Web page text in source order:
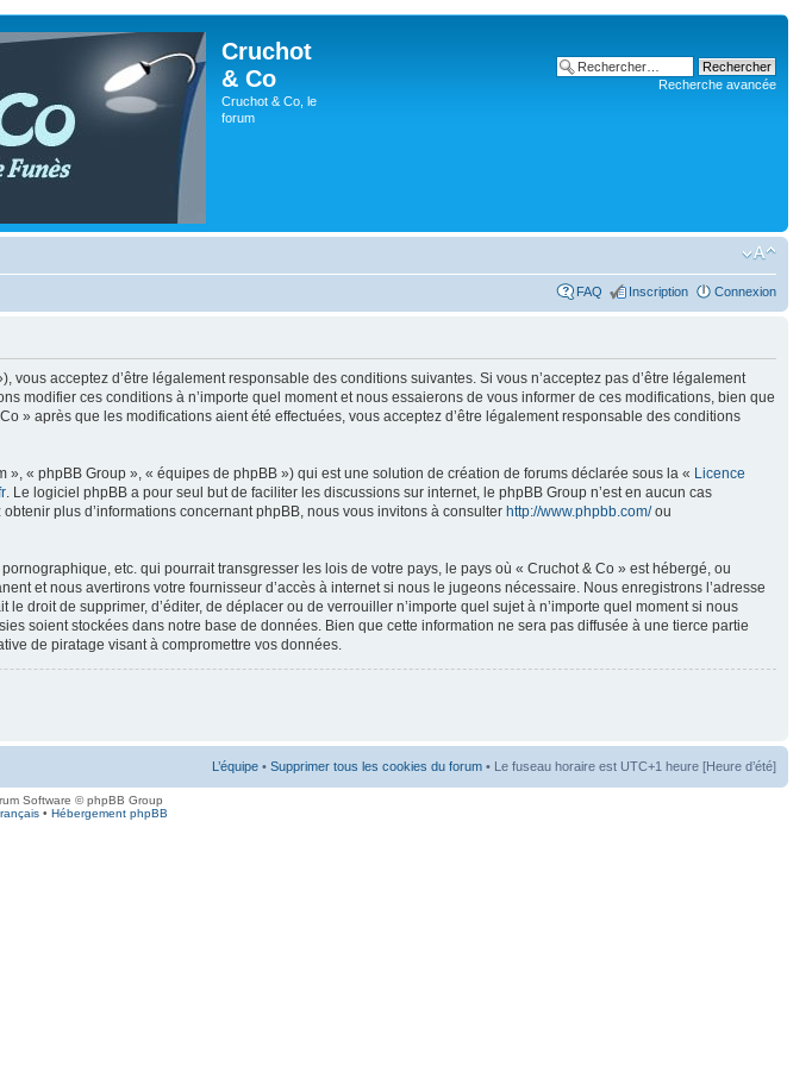
Cruchot
& Co
Cruchot & Co, le
forum
Recherche avancée
FAQ Inscription Connexion
acceptez d’être légalement responsable des conditions suivantes. Si vous n’acceptez pas d’être légalement
modifier ces conditions à n’importe quel moment et nous essaierons de vous informer de ces modifications, bien que
» après que les modifications aient été effectuées, vous acceptez d’être légalement responsable des conditions
« phpBB Group », « équipes de phpBB ») qui est une solution de création de forums déclarée sous la « Licence
. Le logiciel phpBB a pour seul but de faciliter les discussions sur internet, le phpBB Group n’est en aucun cas
plus d’informations concernant phpBB, nous vous invitons à consulter http://www.phpbb.com/ou
etc. qui pourrait transgresser les lois de votre pays, le pays où « Cruchot & Co » est hébergé, ou
et nous avertirons votre fournisseur d’accès à internet si nous le jugeons nécessaire. Nous enregistrons l’adresse
droit de supprimer, d’éditer, de déplacer ou de verrouiller n’importe quel sujet à n’importe quel moment si nous
soient stockées dans notre base de données. Bien que cette information ne sera pas diffusée à une tierce partie
de piratage visant à compromettre vos données.
L’équipe • Supprimer tous les cookies du forum • Le fuseau horaire est UTC+1 heure [Heure d’été]
Software © phpBB Group
• Hébergement phpBB